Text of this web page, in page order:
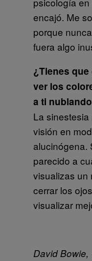
encajó. Me
porque
fuera algo
¿Tienes
ver los
a ti
La
visión en
alucinógena.
parecido a
visualizas un
cerrar los
visualizar
David Bowie,